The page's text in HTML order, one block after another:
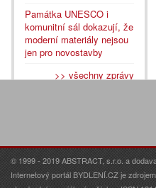
Památka UNESCO i
komunitní sál dokazují, že
moderní materiály nejsou
jen pro novostavby
>> všechny zprávy
© 1999 - 2019 ABSTRACT, s.r.o. a
Internetový portál BYDLENÍ.CZ je